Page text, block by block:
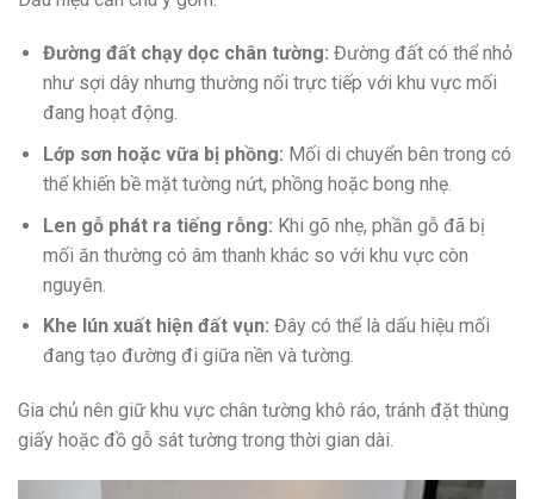
Đường đất chạy dọc chân tường: Đường đất có thể nhỏ
như sợi dây nhưng thường nối trực tiếp với khu vực mối
đang hoạt động.
Lớp sơn hoặc vữa bị phồng: Mối di chuyển bên trong có
thể khiến bề mặt tường nứt, phồng hoặc bong nhẹ.
Len gỗ phát ra tiếng rỗng: Khi gõ nhẹ, phần gỗ đã bị
mối ăn thường có âm thanh khác so với khu vực còn
nguyên.
Khe lún xuất hiện đất vụn: Đây có thể là dấu hiệu mối
đang tạo đường đi giữa nền và tường.
Gia chủ nên giữ khu vực chân tường khô ráo, tránh đặt thùng
giấy hoặc đồ gỗ sát tường trong thời gian dài.